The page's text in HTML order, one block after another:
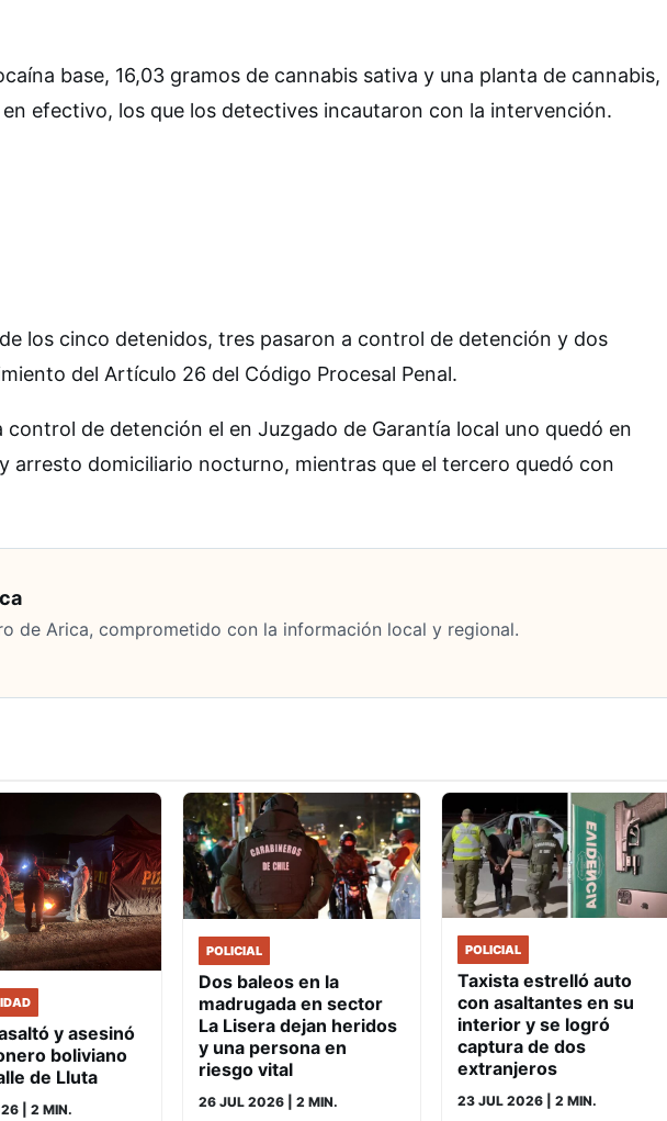
base, 16,03 gramos de cannabis sativa y una planta de cannabis,
efectivo, los que los detectives incautaron con la intervención.
los cinco detenidos, tres pasaron a control de detención y dos
del Artículo 26 del Código Procesal Penal.
de detención el en Juzgado de Garantía local uno quedó en
arresto domiciliario nocturno, mientras que el tercero quedó con
de Arica, comprometido con la información local y regional.
y asesinó
boliviano
de Lluta
| 2 MIN.
POLICIAL
Dos baleos en la
madrugada en sector
La Lisera dejan heridos
y una persona en
riesgo vital
26 JUL 2026 | 2 MIN.
POLICIAL
Taxista estrelló auto
con asaltantes en su
interior y se logró
captura de dos
extranjeros
23 JUL 2026 | 2 MIN.